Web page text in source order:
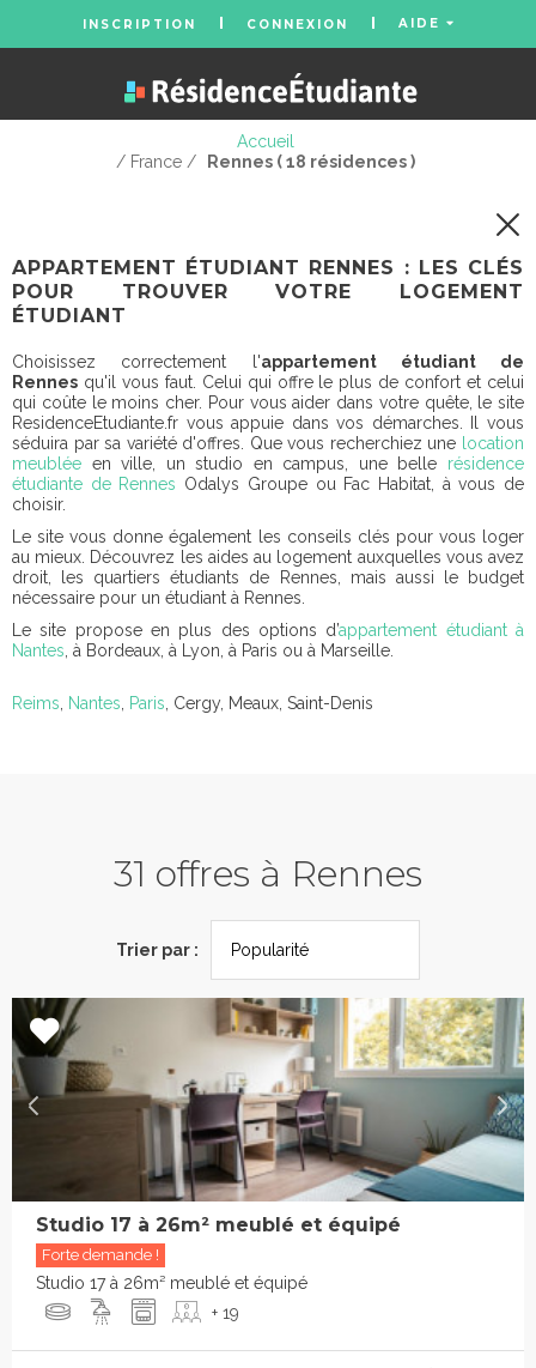
INSCRIPTION CONNEXION AIDE
Accueil
/ France /
Rennes ( 18 résidences )
APPARTEMENT ÉTUDIANT RENNES : LES CLÉS
POUR TROUVER VOTRE LOGEMENT
ÉTUDIANT
Choisissez correctement l'appartement étudiant de
Rennes qu'il vous faut. Celui qui offre le plus de confort et celui
qui coûte le moins cher. Pour vous aider dans votre quête, le site
ResidenceEtudiante.fr vous appuie dans vos démarches. Il vous
séduira par sa variété d'offres. Que vous recherchiez une
location
meublée en ville, un studio en campus, une belle résidence
étudiante de Rennes Odalys Groupe ou Fac Habitat, à vous de
choisir.
Le site vous donne également les conseils clés pour vous loger
au mieux. Découvrez les aides au logement auxquelles vous avez
droit, les quartiers étudiants de Rennes, mais aussi le budget
nécessaire pour un étudiant à Rennes.
Le site propose en plus des options d’appartement étudiant à
Nantes , à Bordeaux, à Lyon, à Paris ou à Marseille.
Reims Nantes Paris , Cergy, Meaux, Saint-Denis
31 offres à Rennes
Trier par :
Studio 17 à 26m² meublé et équipé
Forte demande !
Studio 17 à 26m² meublé et équipé
+ 19